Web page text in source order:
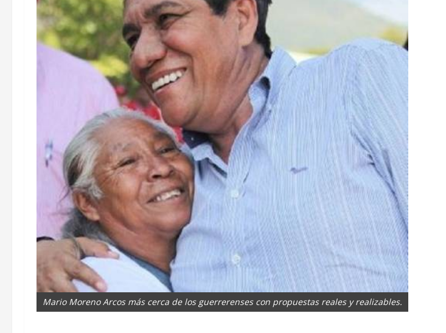
Mario Moreno Arcos más cerca de los guerrerenses con propuestas reales y realizables.